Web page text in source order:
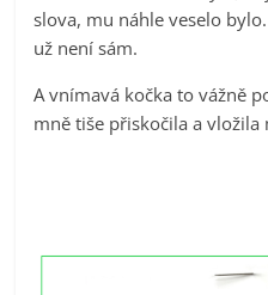
slova, mu náhle veselo
už není sám.
A vnímavá kočka to vážně
mně tiše přiskočila a